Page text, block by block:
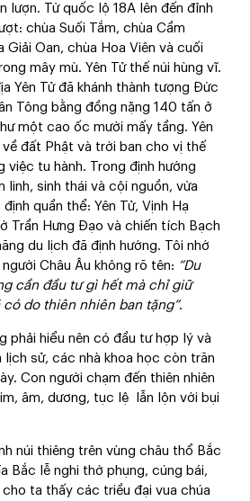
lượn. Từ quốc lộ 18A lên đến đỉnh
chùa Suối Tắm, chùa Cầm
Giải Oan, chùa Hoa Viên và cuối
mây mù. Yên Tử thế núi hùng vĩ.
Yên Tử đã khánh thành tượng Đức
Tông bằng đồng nặng 140 tấn ở
một cao ốc mười mấy tầng. Yên
về đất Phật và trời ban cho vị thế
việc tu hành. Trong định hướng
linh, sinh thái và cội nguồn, vừa
quần thể: Yên Tử, Vịnh Hạ
Trần Hưng Đạo và chiến tích Bạch
du lịch đã định hướng. Tôi nhớ
Châu Âu không rõ tên: “Du
cần đầu tư gì hết mà chỉ giữ
do thiên nhiên ban tặng”.
hiểu nên có đầu tư hợp lý và
lịch sử, các nhà khoa học còn trăn
Con người chạm đến thiên nhiên
âm, dương, tục lệ lẫn lộn với bụi
núi thiêng trên vùng châu thổ Bắc
Bắc lễ nghi thờ phụng, cúng bái,
ta thấy các triều đại vua chúa